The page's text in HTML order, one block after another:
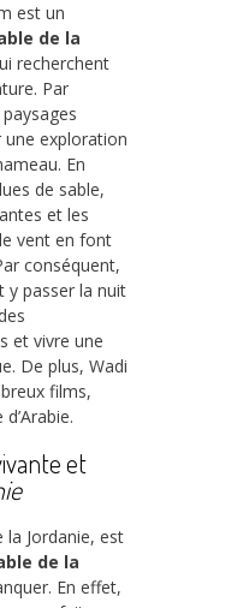
est un
de la
recherchent
Par
une exploration
En
de sable,
et les
vent en font
conséquent,
y passer la nuit
et vivre une
De plus, Wadi
films,
et
la Jordanie, est
de la
En effet,